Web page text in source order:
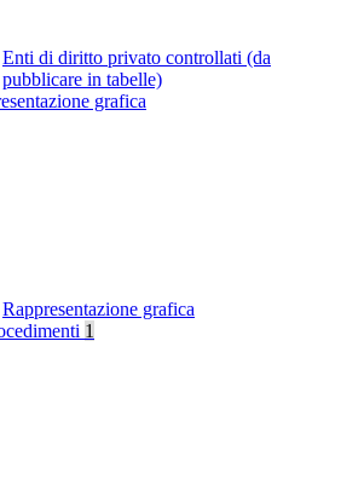
Enti di diritto privato controllati (da
pubblicare in tabelle)
grafica
Rappresentazione grafica
1